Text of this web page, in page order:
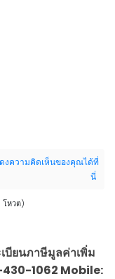
งความคิดเห็นของคุณได้ที่
นี่
โหวต)
บียนภาษีมูลค่าเพิ่ม
430-1062 Mobile: